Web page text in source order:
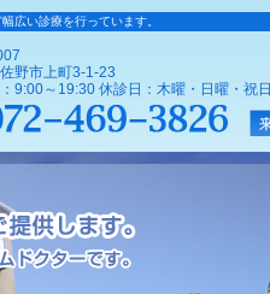
広い診療を行っています。
野市上町3-1-23
9:00～19:30 休診日：木曜・日曜・祝日